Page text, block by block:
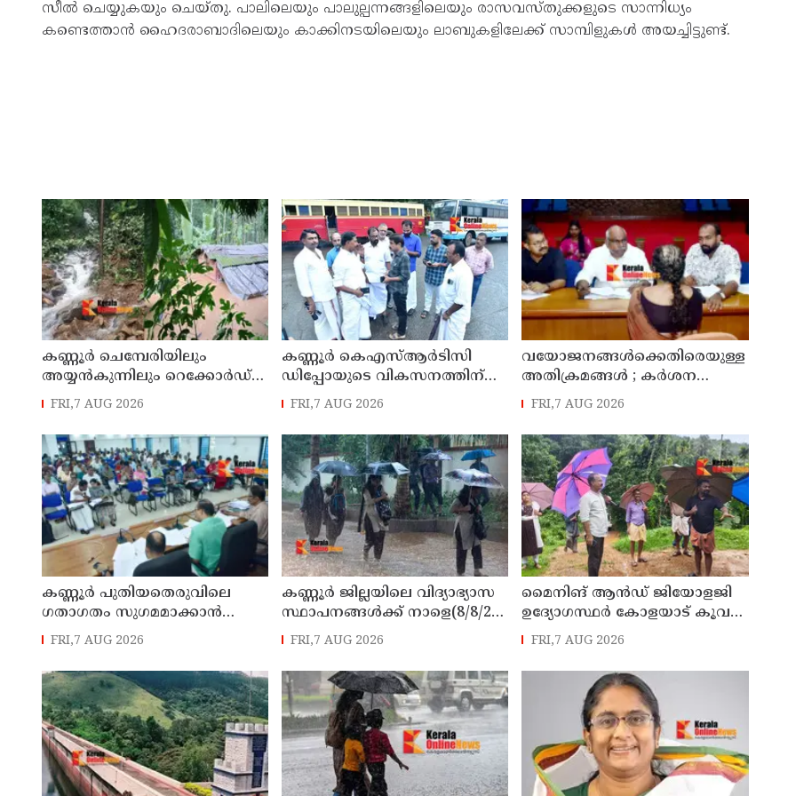
സീല്‍ ചെയ്യുകയും ചെയ്തു. പാലിലെയും പാലുല്പന്നങ്ങളിലെയും രാസവസ്തുക്കളുടെ സാന്നിധ്യം
കണ്ടെത്താന്‍ ഹൈദരാബാദിലെയും കാക്കിനടയിലെയും ലാബുകളിലേക്ക് സാമ്പിളുകള്‍ അയച്ചിട്ടുണ്ട്.
കണ്ണൂർ ചെമ്പേരിയിലും
അയ്യൻകുന്നിലും റെക്കോർഡ്
മഴ ; ഉദയഗിരിയിൽ നേരിയ
ക്യാമ്പിലേക്ക് മാറ്റി
FRI,7 AUG 2026
കണ്ണൂർ കെഎസ്ആർടിസി
ഡിപ്പോയുടെ വികസനത്തിന്
മാസ്റ്റർ പ്ലാൻ തയ്യാറാക്കി
എം എൽ എ
FRI,7 AUG 2026
വയോജനങ്ങൾക്കെതിരെയുള്ള
അതിക്രമങ്ങൾ ; കർശന
നടപടി സ്വീകരിക്കുമെന്ന്
FRI,7 AUG 2026
കണ്ണൂർ പുതിയതെരുവിലെ
ഗതാഗതം സുഗമമാക്കാന്‍
നടപടികള്‍ സ്വീകരിക്കും
FRI,7 AUG 2026
കണ്ണൂർ ജില്ലയിലെ വിദ്യാഭ്യാസ
സ്ഥാപനങ്ങള്‍ക്ക് നാളെ(8/8/26)
അവധി പ്രഖ്യാപിച്ചു
FRI,7 AUG 2026
മൈനിങ് ആൻഡ്​ ജിയോളജി
ഉദ്യോഗസ്ഥർ കോളയാട് കൂവ
ഉന്നതി സന്ദർശിച്ചു
FRI,7 AUG 2026